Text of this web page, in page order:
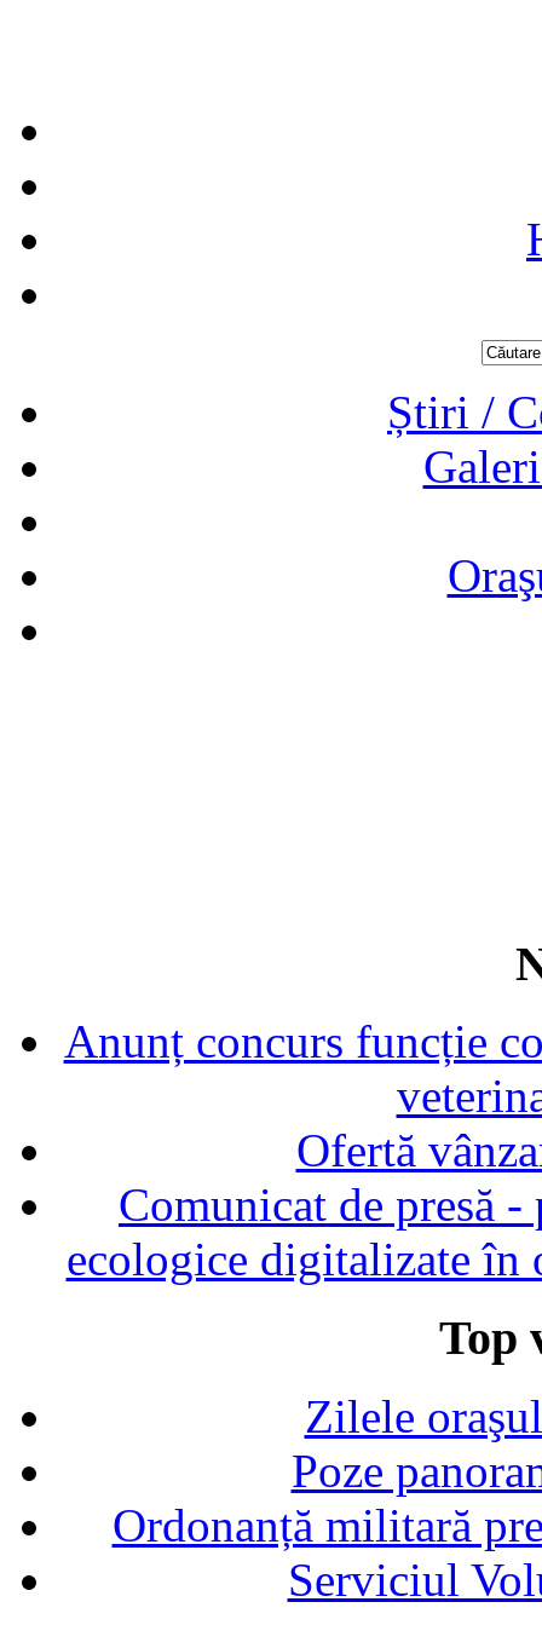
Știri /
Anunț concurs funcție
Ofertă
Comunicat de presă
ecologice digitalizate în
Top
Zilele
Poze
Ordonanță militară
Serviciul